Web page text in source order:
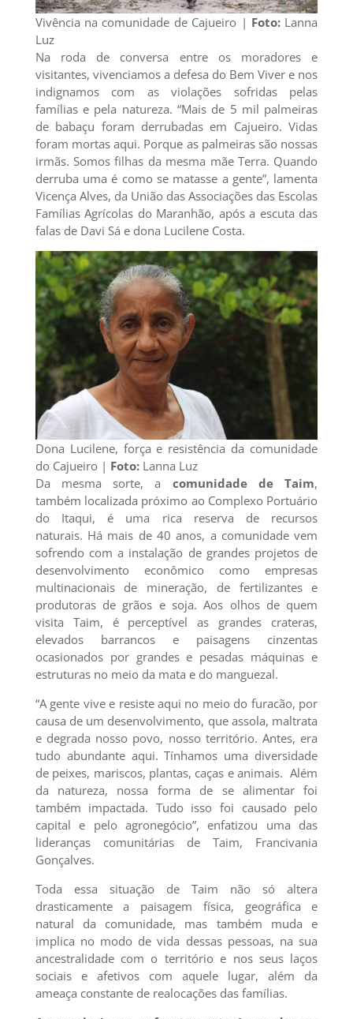
Vivência na comunidade de Cajueiro | Foto: Lanna
Luz
Na roda de conversa entre os moradores e
visitantes, vivenciamos a defesa do Bem Viver e nos
indignamos com as violações sofridas pelas
famílias e pela natureza. “Mais de 5 mil palmeiras
de babaçu foram derrubadas em Cajueiro. Vidas
foram mortas aqui. Porque as palmeiras são nossas
irmãs. Somos filhas da mesma mãe Terra. Quando
derruba uma é como se matasse a gente”, lamenta
Vicença Alves, da União das Associações das Escolas
Famílias Agrícolas do Maranhão, após a escuta das
falas de Davi Sá e dona Lucilene Costa.
Dona Lucilene, força e resistência da comunidade
do Cajueiro | Foto: Lanna Luz
Da mesma sorte, a comunidade de Taim,
também localizada próximo ao Complexo Portuário
do Itaqui, é uma rica reserva de recursos
naturais. Há mais de 40 anos, a comunidade vem
sofrendo com a instalação de grandes projetos de
desenvolvimento econômico como empresas
multinacionais de mineração, de fertilizantes e
produtoras de grãos e soja. Aos olhos de quem
visita Taim, é perceptível as grandes crateras,
elevados barrancos e paisagens cinzentas
ocasionados por grandes e pesadas máquinas e
estruturas no meio da mata e do manguezal.
“A gente vive e resiste aqui no meio do furacão, por
causa de um desenvolvimento, que assola, maltrata
e degrada nosso povo, nosso território. Antes, era
tudo abundante aqui. Tínhamos uma diversidade
de peixes, mariscos, plantas, caças e animais. Além
da natureza, nossa forma de se alimentar foi
também impactada. Tudo isso foi causado pelo
capital e pelo agronegócio”, enfatizou uma das
lideranças comunitárias de Taim, Francivania
Gonçalves.
Toda essa situação de Taim não só altera
drasticamente a paisagem física, geográfica e
natural da comunidade, mas também muda e
implica no modo de vida dessas pessoas, na sua
ancestralidade com o território e nos seus laços
sociais e afetivos com aquele lugar, além da
ameaça constante de realocações das famílias.